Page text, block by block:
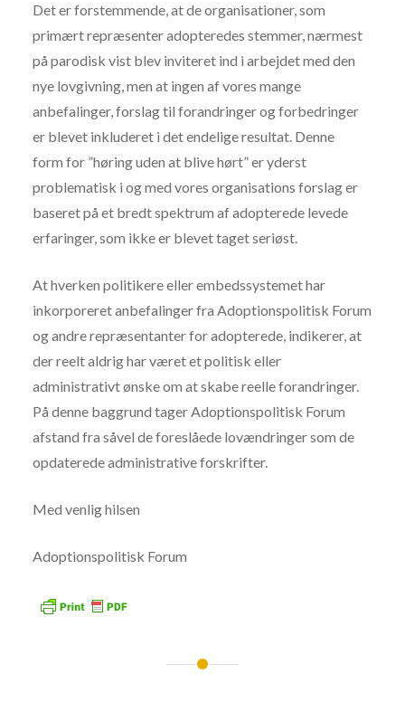
Det er forstemmende, at de organisationer, som
primært repræsenter adopteredes stemmer, nærmest
på parodisk vist blev inviteret ind i arbejdet med den
nye lovgivning, men at ingen af vores mange
anbefalinger, forslag til forandringer og forbedringer
er blevet inkluderet i det endelige resultat. Denne
form for ”høring uden at blive hørt” er yderst
problematisk i og med vores organisations forslag er
baseret på et bredt spektrum af adopterede levede
erfaringer, som ikke er blevet taget seriøst.
At hverken politikere eller embedssystemet har
inkorporeret anbefalinger fra Adoptionspolitisk Forum
og andre repræsentanter for adopterede, indikerer, at
der reelt aldrig har været et politisk eller
administrativt ønske om at skabe reelle forandringer.
På denne baggrund tager Adoptionspolitisk Forum
afstand fra såvel de foreslåede lovændringer som de
opdaterede administrative forskrifter.
Med venlig hilsen
Adoptionspolitisk Forum
Indlægsnavigation